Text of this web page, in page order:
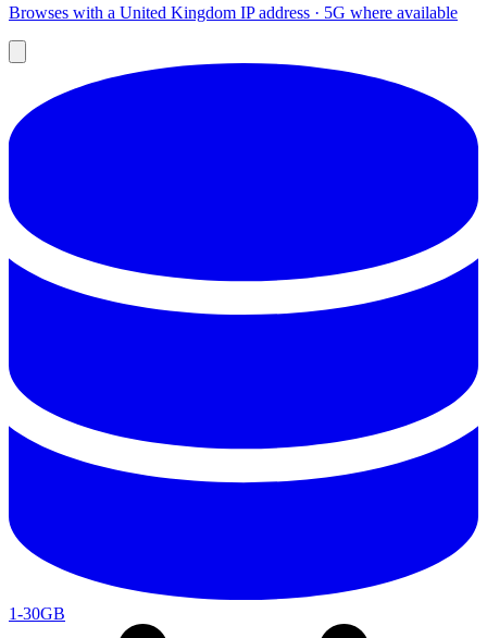
Browses with a United Kingdom IP address · 5G where available
1-30GB